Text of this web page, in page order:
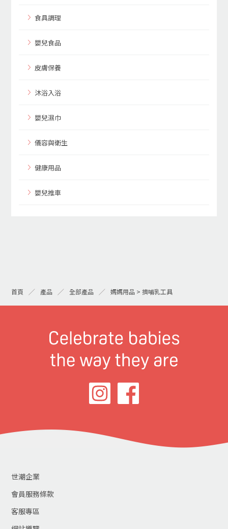
食具調理
嬰兒食品
皮膚保養
沐浴入浴
嬰兒濕巾
儀容與衛生
健康用品
嬰兒推車
首頁 產品 全部產品 媽媽用品 > 擠哺乳工具
世潮企業
會員服務條款
客服專區